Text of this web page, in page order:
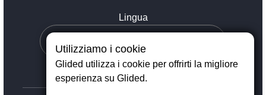
Lingua
Utilizziamo i cookie
Glided utilizza i cookie per offrirti la migliore
esperienza su Glided.